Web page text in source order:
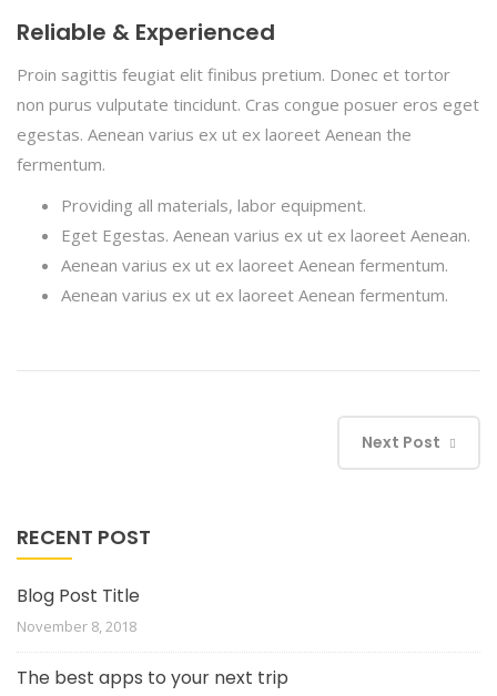
Reliable & Experienced
Proin sagittis feugiat elit finibus pretium. Donec et tortor
non purus vulputate tincidunt. Cras congue posuer eros eget
egestas. Aenean varius ex ut ex laoreet Aenean the
fermentum.
Providing all materials, labor equipment.
Eget Egestas. Aenean varius ex ut ex laoreet Aenean.
Aenean varius ex ut ex laoreet Aenean fermentum.
Aenean varius ex ut ex laoreet Aenean fermentum.
Next Post
RECENT POST
Blog Post Title
November 8, 2018
The best apps to your next trip